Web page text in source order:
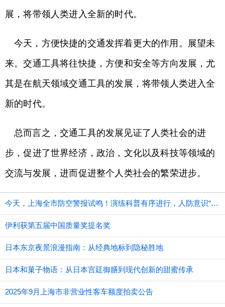
展，将带领人类进入全新的时代。
今天，方便快捷的交通发挥着更大的作用。展望未
来。交通工具将往快捷，方便和安全等方向发展，尤
其是在航天领域交通工具的发展，将带领人类进入全
新的时代。
总而言之，交通工具的发展见证了人类社会的进
步，促进了世界经济，政治，文化以及科技等领域的
交流与发展，进而促进整个人类社会的繁荣进步。
今天，上海全市防空警报试鸣！演练科普有序进行，人防意识“声入人心”
伊利获第五届中国质量奖提名奖
日本东京夜景浪漫指南：从经典地标到隐秘胜地
日本和菓子物语：从日本宫廷御膳到现代创新的甜蜜传承
2025年9月上海市非营业性客车额度拍卖公告